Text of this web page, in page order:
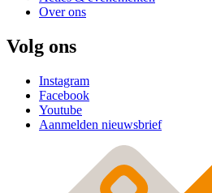
Over ons
Volg ons
Instagram
Facebook
Youtube
Aanmelden nieuwsbrief